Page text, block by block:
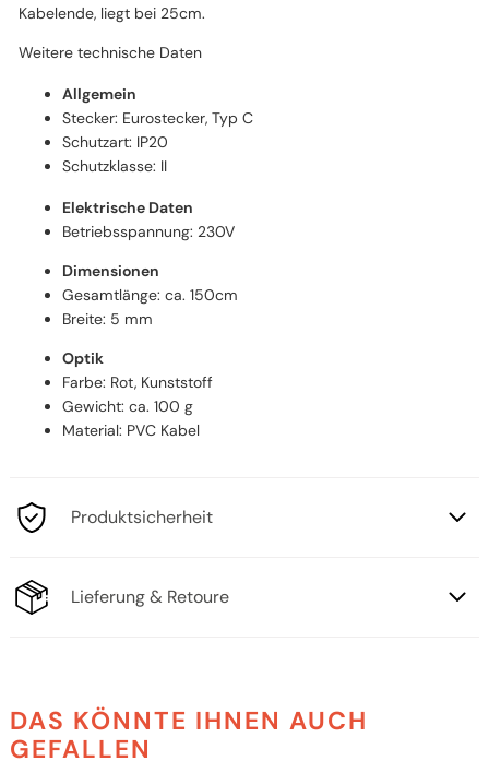
Kabelende, liegt bei 25cm.
Weitere technische Daten
Allgemein
Stecker: Eurostecker, Typ C
Schutzart: IP20
Schutzklasse: II
Elektrische Daten
Betriebsspannung: 230V
Dimensionen
Gesamtlänge: ca. 150cm
Breite: 5 mm
Optik
Farbe: Rot, Kunststoff
Gewicht: ca. 100 g
Material: PVC Kabel
Produktsicherheit
Lieferung & Retoure
DAS KÖNNTE IHNEN AUCH
GEFALLEN